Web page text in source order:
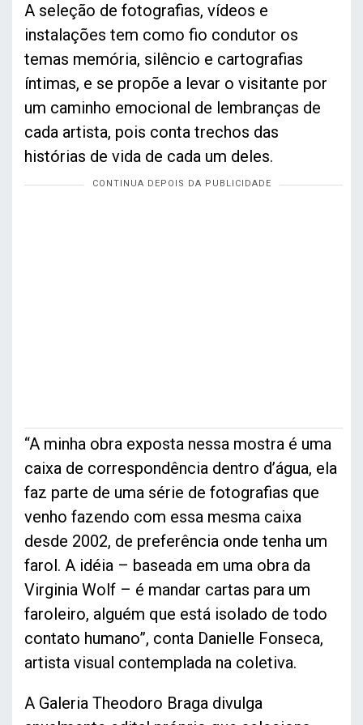
A seleção de fotografias, vídeos e
instalações tem como fio condutor os
temas memória, silêncio e cartografias
íntimas, e se propõe a levar o visitante por
um caminho emocional de lembranças de
cada artista, pois conta trechos das
histórias de vida de cada um deles.
“A minha obra exposta nessa mostra é uma
caixa de correspondência dentro d’água, ela
faz parte de uma série de fotografias que
venho fazendo com essa mesma caixa
desde 2002, de preferência onde tenha um
farol. A idéia – baseada em uma obra da
Virginia Wolf – é mandar cartas para um
faroleiro, alguém que está isolado de todo
contato humano”, conta Danielle Fonseca,
artista visual contemplada na coletiva.
A Galeria Theodoro Braga divulga